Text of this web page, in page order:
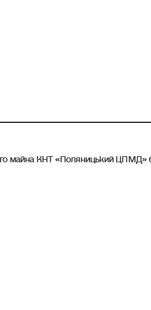
майна КНТ «Поляницький ЦПМД»